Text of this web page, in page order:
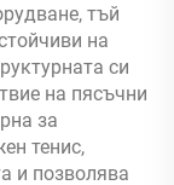
тъй
на
си
на пясъчни
за
тенис,
и позволява